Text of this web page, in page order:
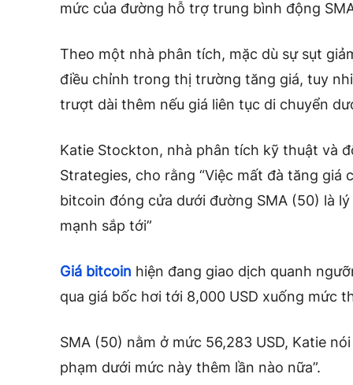
mức của đường hỗ trợ trung bình động
Theo một nhà phân tích, mặc dù sự sụt
điều chỉnh trong thị trường tăng giá, tuy
trượt dài thêm nếu giá liên tục di chuyển
Katie Stockton, nhà phân tích kỹ thuật và
Strategies, cho rằng “Việc mất đà tăng
bitcoin đóng cửa dưới đường SMA (50) là
mạnh sắp tới”
Giá bitcoin hiện đang giao dịch quanh
qua giá bốc hơi tới 8,000 USD xuống mức
SMA (50) nằm ở mức 56,283 USD, Katie
phạm dưới mức này thêm lần nào nữa”.